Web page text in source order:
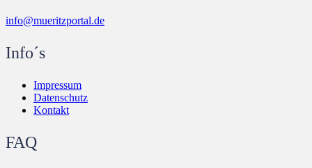
info@mueritzportal.de
Info´s
Impressum
Datenschutz
Kontakt
FAQ